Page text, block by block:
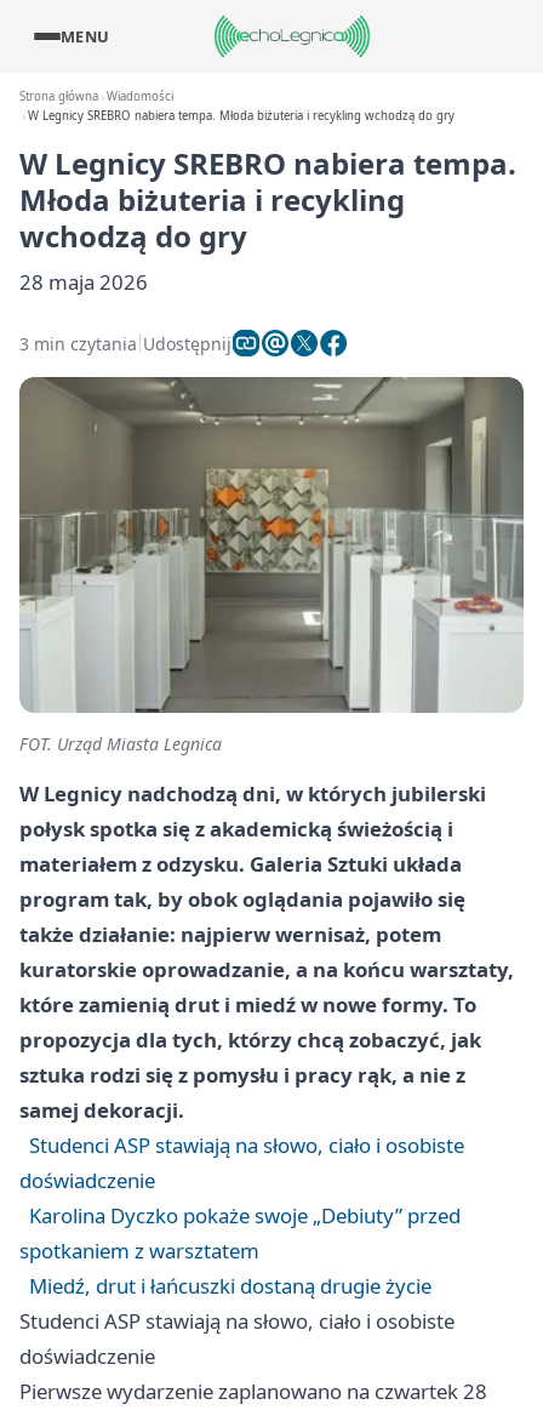
MENU
Strona główna Wiadomości
W Legnicy SREBRO nabiera tempa. Młoda biżuteria i recykling wchodzą do gry
W Legnicy SREBRO nabiera tempa.
Młoda biżuteria i recykling
wchodzą do gry
28 maja 2026
3 min czytania Udostępnij
FOT. Urząd Miasta Legnica
W Legnicy nadchodzą dni, w których jubilerski
połysk spotka się z akademicką świeżością i
materiałem z odzysku. Galeria Sztuki układa
program tak, by obok oglądania pojawiło się
także działanie: najpierw wernisaż, potem
kuratorskie oprowadzanie, a na końcu warsztaty,
które zamienią drut i miedź w nowe formy. To
propozycja dla tych, którzy chcą zobaczyć, jak
sztuka rodzi się z pomysłu i pracy rąk, a nie z
samej dekoracji.
Studenci ASP stawiają na słowo, ciało i osobiste
doświadczenie
Karolina Dyczko pokaże swoje „Debiuty” przed
spotkaniem z warsztatem
Miedź, drut i łańcuszki dostaną drugie życie
Studenci ASP stawiają na słowo, ciało i osobiste
doświadczenie
Pierwsze wydarzenie zaplanowano na czwartek 28